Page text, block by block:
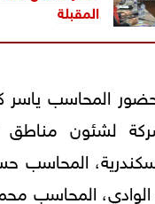
المقبلة
المحاسب
لشئون مناطق
المحاسب
المحاسب